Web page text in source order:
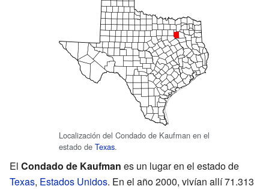
Localización del Condado de Kaufman en el
estado de Texas.
El Condado de Kaufman es un lugar en el estado de
Texas, Estados Unidos. En el año 2000, vivían allí 71.313